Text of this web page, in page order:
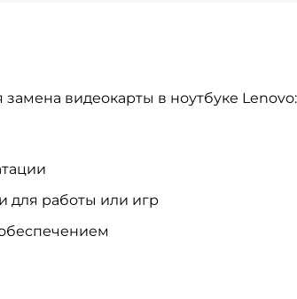
видеокарты в ноутбуке Lenovo:
для работы или игр